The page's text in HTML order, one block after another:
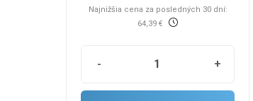
Najnižšia cena za posledných 30 dní:
64,39 €
- +